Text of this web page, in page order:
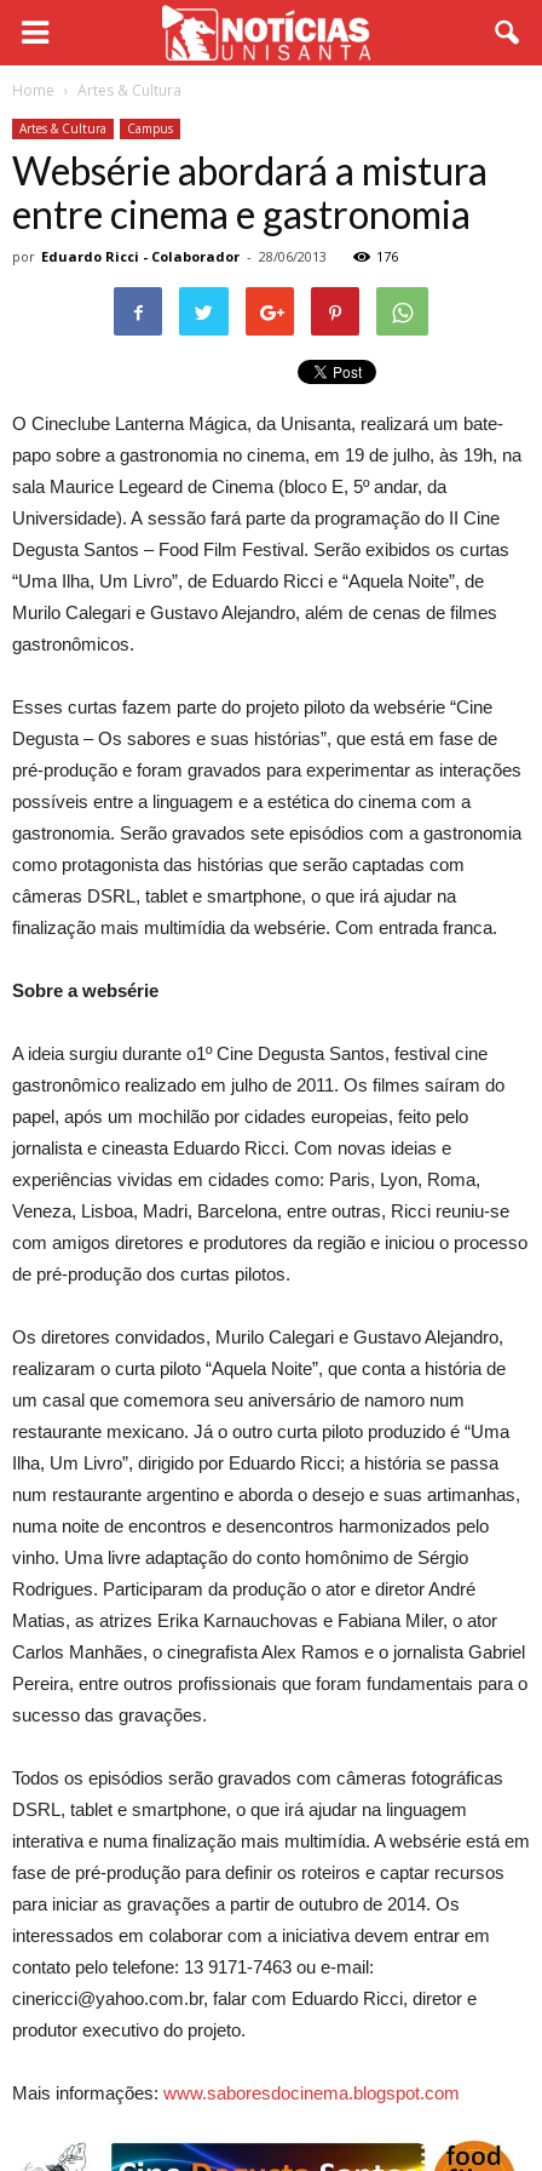
Home Artes & Cultura
Artes & Cultura Campus
Websérie abordará a mistura
entre cinema e gastronomia
por Eduardo Ricci - Colaborador - 28/06/2013 176
O Cineclube Lanterna Mágica, da Unisanta, realizará um bate-
papo sobre a gastronomia no cinema, em 19 de julho, às 19h, na
sala Maurice Legeard de Cinema (bloco E, 5º andar, da
Universidade). A sessão fará parte da programação do II Cine
Degusta Santos – Food Film Festival. Serão exibidos os curtas
“Uma Ilha, Um Livro”, de Eduardo Ricci e “Aquela Noite”, de
Murilo Calegari e Gustavo Alejandro, além de cenas de filmes
gastronômicos.
Esses curtas fazem parte do projeto piloto da websérie “Cine
Degusta – Os sabores e suas histórias”, que está em fase de
pré-produção e foram gravados para experimentar as interações
possíveis entre a linguagem e a estética do cinema com a
gastronomia. Serão gravados sete episódios com a gastronomia
como protagonista das histórias que serão captadas com
câmeras DSRL, tablet e smartphone, o que irá ajudar na
finalização mais multimídia da websérie. Com entrada franca.
Sobre a websérie
A ideia surgiu durante o1ºCine Degusta Santos, festival cine
gastronômico realizado em julho de 2011. Os filmes saíram do
papel, após um mochilão por cidades europeias, feito pelo
jornalista e cineasta Eduardo Ricci. Com novas ideias e
experiências vividas em cidades como: Paris, Lyon, Roma,
Veneza, Lisboa, Madri, Barcelona, entre outras, Ricci reuniu-se
com amigos diretores e produtores da região e iniciou o processo
de pré-produção dos curtas pilotos.
Os diretores convidados, Murilo Calegari e Gustavo Alejandro,
realizaram o curta piloto “Aquela Noite”, que conta a história de
um casal que comemora seu aniversário de namoro num
restaurante mexicano. Já o outro curta piloto produzido é “Uma
Ilha, Um Livro”, dirigido por Eduardo Ricci; a história se passa
num restaurante argentino e aborda o desejo e suas artimanhas,
numa noite de encontros e desencontros harmonizados pelo
vinho. Uma livre adaptação do conto homônimo de Sérgio
Rodrigues. Participaram da produção o ator e diretor André
Matias, as atrizes Erika Karnauchovas e Fabiana Miler, o ator
Carlos Manhães, o cinegrafista Alex Ramos e o jornalista Gabriel
Pereira, entre outros profissionais que foram fundamentais para o
sucesso das gravações.
Todos os episódios serão gravados com câmeras fotográficas
DSRL, tablet e smartphone, o que irá ajudar na linguagem
interativa e numa finalização mais multimídia. A websérie está em
fase de pré-produção para definir os roteiros e captar recursos
para iniciar as gravações a partir de outubro de 2014. Os
interessados em colaborar com a iniciativa devem entrar em
contato pelo telefone: 13 9171-7463 ou e-mail:
cinericci@yahoo.com.br, falar com Eduardo Ricci, diretor e
produtor executivo do projeto.
Mais informações: www.saboresdocinema.blogspot.com